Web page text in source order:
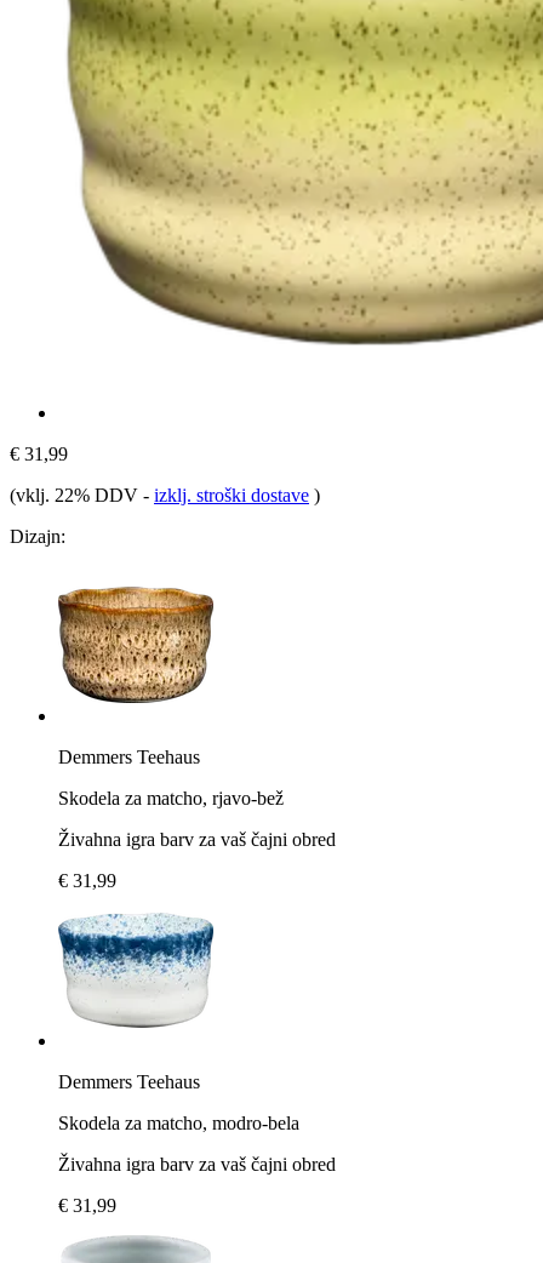
€ 31,99
(vklj. 22% DDV - izklj. stroški dostave )
Dizajn:
Demmers Teehaus
Skodela za matcho, rjavo-bež
Živahna igra barv za vaš čajni obred
€ 31,99
Demmers Teehaus
Skodela za matcho, modro-bela
Živahna igra barv za vaš čajni obred
€ 31,99